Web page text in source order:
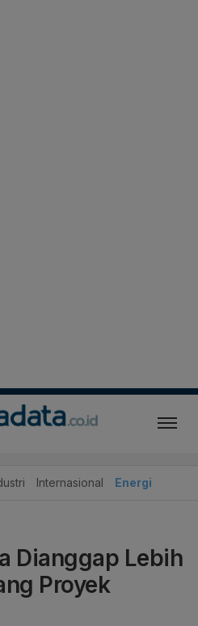
Internasional Energi
Dianggap Lebih
Proyek